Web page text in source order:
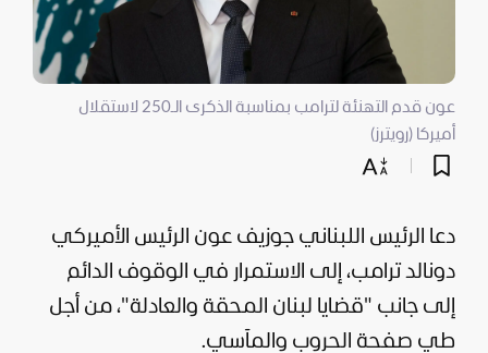
عون قدم التهنئة لترامب بمناسبة الذكرى الـ250 لاستقلال
أميركا (رويترز)
دعا الرئيس اللبناني جوزيف عون الرئيس الأميركي
دونالد ترامب، إلى الاستمرار في الوقوف الدائم
إلى جانب "قضايا لبنان المحقة والعادلة"، من أجل
طي صفحة الحروب والمآسي.